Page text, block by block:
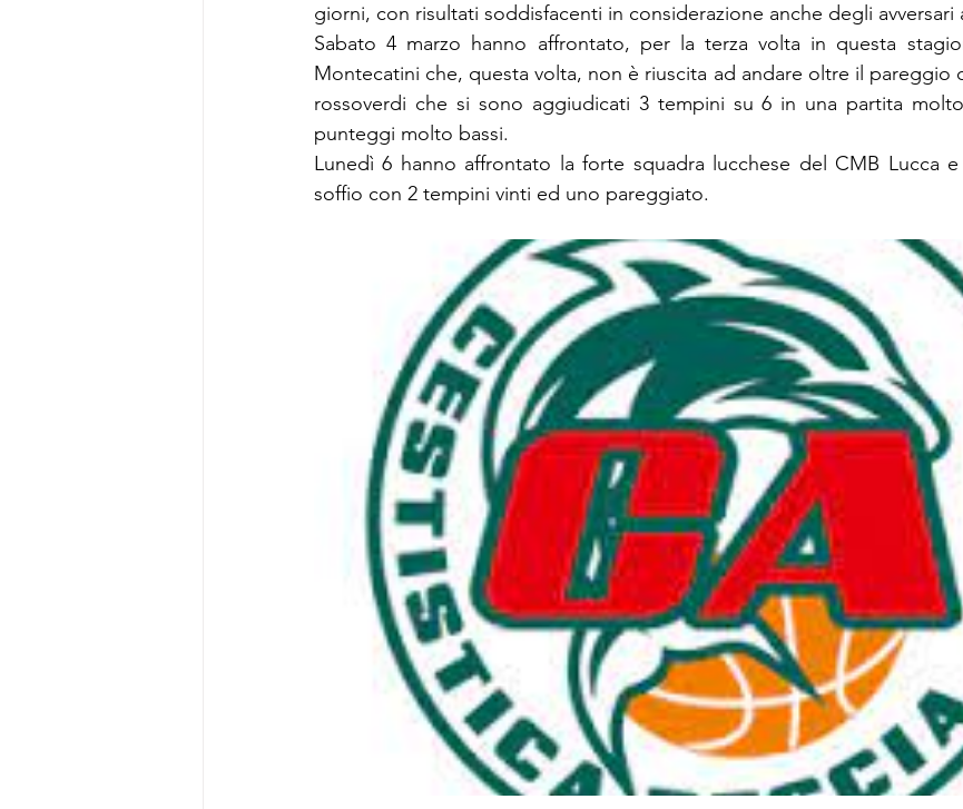
giorni, con risultati soddisfacenti in considerazione anche degli avversari
Sabato 4 marzo hanno affrontato, per la terza volta in questa
Montecatini che, questa volta, non è riuscita ad andare oltre il pareggio
rossoverdi che si sono aggiudicati 3 tempini su 6 in una partita
punteggi molto bassi.
Lunedì 6 hanno affrontato la forte squadra lucchese del CMB Lucca
soffio con 2 tempini vinti ed uno pareggiato.